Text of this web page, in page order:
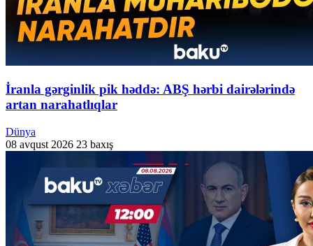
İranla gərginlik pik həddə: ABŞ hərbi dairələrində
artan narahatlıqlar
Dünya
08 avqust 2026 23 baxış